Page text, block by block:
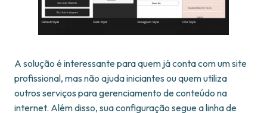
A solução é interessante para quem já conta com um site
profissional, mas não ajuda iniciantes ou quem utiliza
outros serviços para gerenciamento de conteúdo na
internet. Além disso, sua configuração segue a linha de